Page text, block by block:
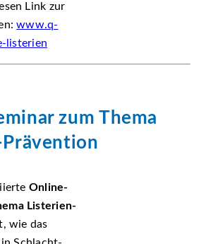
Link zur
www.q-
listerien
zum Thema
Online-
Listerien-
wie das